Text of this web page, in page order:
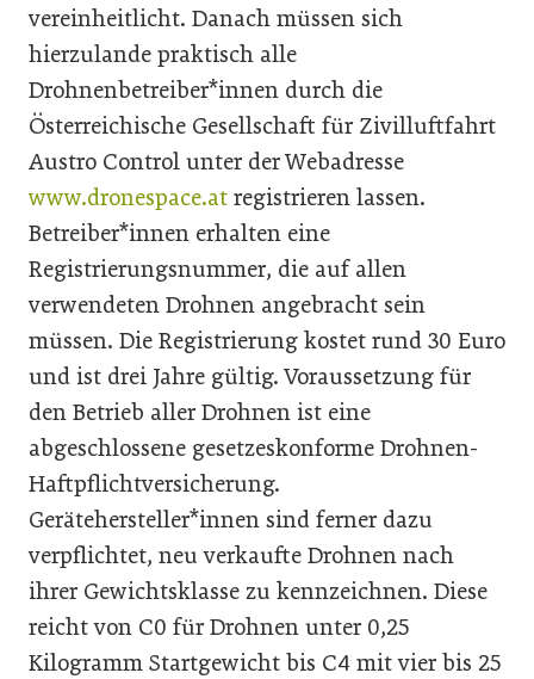
vereinheitlicht. Danach müssen sich
hierzulande praktisch alle
Drohnenbetreiber*innen durch die
Österreichische Gesellschaft für Zivilluftfahrt
Austro Control unter der Webadresse
www.dronespace.at registrieren lassen.
Betreiber*innen erhalten eine
Registrierungsnummer, die auf allen
verwendeten Drohnen angebracht sein
müssen. Die Registrierung kostet rund 30 Euro
und ist drei Jahre gültig. Voraussetzung für
den Betrieb aller Drohnen ist eine
abgeschlossene gesetzeskonforme Drohnen-
Haftpflichtversicherung.
Gerätehersteller*innen sind ferner dazu
verpflichtet, neu verkaufte Drohnen nach
ihrer Gewichtsklasse zu kennzeichnen. Diese
reicht von C0 für Drohnen unter 0,25
Kilogramm Startgewicht bis C4 mit vier bis 25